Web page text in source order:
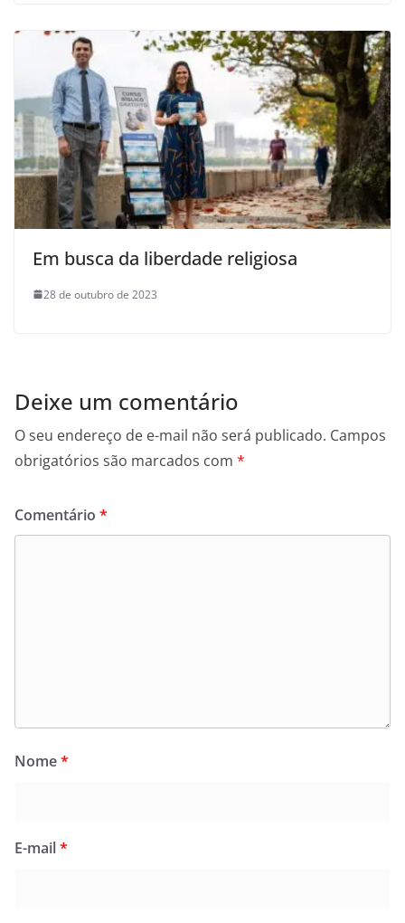
Em busca da liberdade religiosa
28 de outubro de 2023
Deixe um comentário
O seu endereço de e-mail não será publicado. Campos
obrigatórios são marcados com *
Comentário *
Nome*
E-mail*